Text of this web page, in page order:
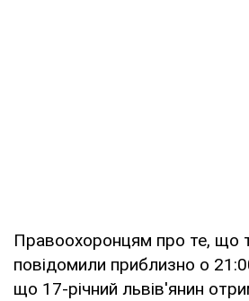
Правоохоронцям про те, що
повідомили приблизно о
що 17-річний львів'янин